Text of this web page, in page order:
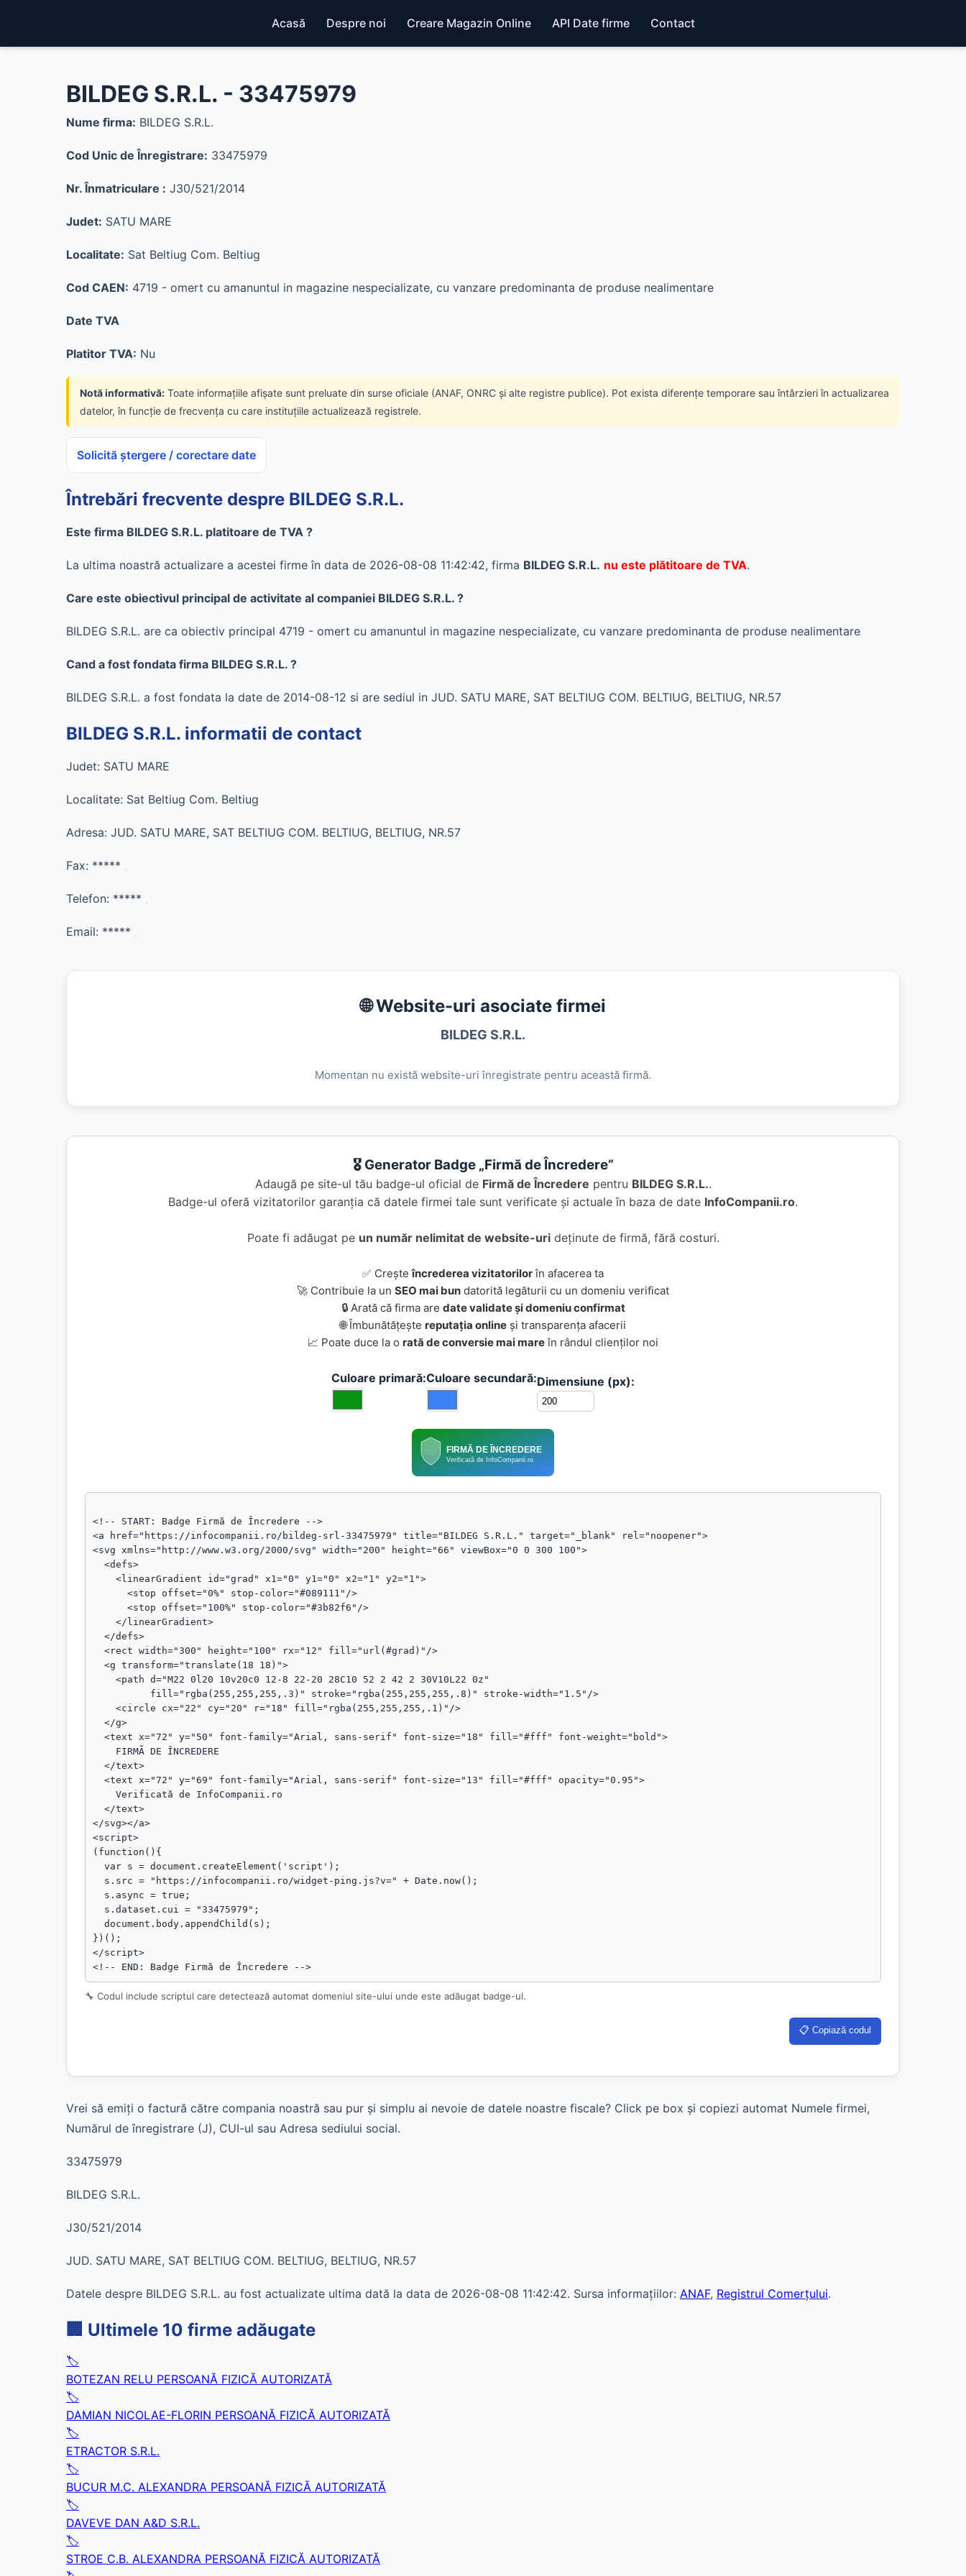
Acasă Despre noi Creare Magazin Online API Date firme Contact
BILDEG S.R.L. - 33475979
Nume firma: BILDEG S.R.L.
Cod Unic de Înregistrare: 33475979
Nr. Înmatriculare : J30/521/2014
Judet: SATU MARE
Localitate: Sat Beltiug Com. Beltiug
Cod CAEN: 4719 - omert cu amanuntul in magazine nespecializate, cu vanzare predominanta de produse nealimentare
Date TVA
Platitor TVA: Nu
Notă informativă: Toate informațiile afișate sunt preluate din surse oficiale (ANAF, ONRC și alte registre publice). Pot exista diferențe temporare sau întârzieri în actualizarea
datelor, în funcție de frecvența cu care instituțiile actualizează registrele.
Solicită ștergere / corectare date
Întrebări frecvente despre BILDEG S.R.L.
Este firma BILDEG S.R.L. platitoare de TVA ?
La ultima noastră actualizare a acestei firme în data de 2026-08-08 11:42:42, firma BILDEG S.R.L. nu este plătitoare de TVA.
Care este obiectivul principal de activitate al companiei BILDEG S.R.L. ?
BILDEG S.R.L. are ca obiectiv principal 4719 - omert cu amanuntul in magazine nespecializate, cu vanzare predominanta de produse nealimentare
Cand a fost fondata firma BILDEG S.R.L. ?
BILDEG S.R.L. a fost fondata la date de 2014-08-12 si are sediul in JUD. SATU MARE, SAT BELTIUG COM. BELTIUG, BELTIUG, NR.57
BILDEG S.R.L. informatii de contact
Judet: SATU MARE
Localitate: Sat Beltiug Com. Beltiug
Adresa: JUD. SATU MARE, SAT BELTIUG COM. BELTIUG, BELTIUG, NR.57
Fax: *****
Telefon: *****
Email: *****
🌐 Website-uri asociate firmei
BILDEG S.R.L.
Momentan nu există website-uri înregistrate pentru această firmă.
🎖️ Generator Badge „Firmă de Încredere”
Adaugă pe site-ul tău badge-ul oficial de Firmă de Încredere pentru BILDEG S.R.L..
Badge-ul oferă vizitatorilor garanția că datele firmei tale sunt verificate și actuale în baza de date InfoCompanii.ro.
Poate fi adăugat pe un număr nelimitat de website-urideținute de firmă, fără costuri.
✅ Creșteîncrederea vizitatorilorîn afacerea ta
🚀 Contribuie la un SEO mai bun datorită legăturii cu un domeniu verificat
🔒 Arată că firma are date validate și domeniu confirmat
🌐 Îmbunătățește reputația online și transparența afacerii
📈 Poate duce la o rată de conversie mai mareîn rândul clienților noi
Culoare primară:Culoare secundară:Dimensiune (px):
FIRMĂ DE ÎNCREDERE
Verificată de InfoCompanii.ro
<!-- START: Badge Firmă de Încredere -->
<a href="https://infocompanii.ro/bildeg-srl-33475979" title="BILDEG S.R.L." target="_blank" rel="noopener">
<svg xmlns="http://www.w3.org/2000/svg" width="200" height="66" viewBox="0 0 300 100">
</svg></a>
<script>
(function(){
})();
</script>
<!-- END: Badge Firmă de Încredere -->
🔧 Codul include scriptul care detectează automat domeniul site-ului unde este adăugat badge-ul.
📋 Copiază codul
Vrei să emiți o factură către compania noastră sau pur și simplu ai nevoie de datele noastre fiscale? Click pe box și copiezi automat Numele firmei,
Numărul de înregistrare (J), CUI-ul sau Adresa sediului social.
33475979
BILDEG S.R.L.
J30/521/2014
JUD. SATU MARE, SAT BELTIUG COM. BELTIUG, BELTIUG, NR.57
Datele despre BILDEG S.R.L. au fost actualizate ultima dată la data de 2026-08-08 11:42:42. Sursa informațiilor: ANAF, Registrul Comerțului.
🏢 Ultimele 10 firme adăugate
🏷️
BOTEZAN RELU PERSOANĂ FIZICĂ AUTORIZATĂ
🏷️
DAMIAN NICOLAE-FLORIN PERSOANĂ FIZICĂ AUTORIZATĂ
🏷️
ETRACTOR S.R.L.
🏷️
BUCUR M.C. ALEXANDRA PERSOANĂ FIZICĂ AUTORIZATĂ
🏷️
DAVEVE DAN A&D S.R.L.
🏷️
STROE C.B. ALEXANDRA PERSOANĂ FIZICĂ AUTORIZATĂ